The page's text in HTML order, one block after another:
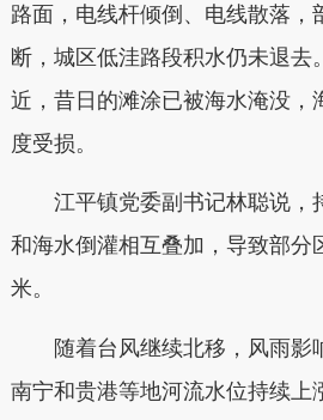
路面，电线杆倾倒、电线散落，
断，城区低洼路段积水仍未退去
近，昔日的滩涂已被海水淹没，
度受损。
江平镇党委副书记林聪说，
和海水倒灌相互叠加，导致部分
米。
随着台风继续北移，风雨影
南宁和贵港等地河流水位持续上